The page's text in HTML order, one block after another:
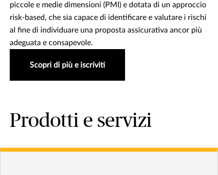
piccole e medie dimensioni (PMI) e dotata di un approccio
risk-based, che sia capace di identificare e valutare i rischi
al fine di individuare una proposta assicurativa ancor più
adeguata e consapevole.
Scopri di più e iscriviti
Prodotti e servizi